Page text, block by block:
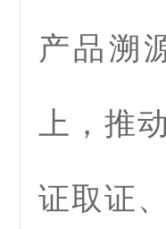
产品溯
上，推
证取证